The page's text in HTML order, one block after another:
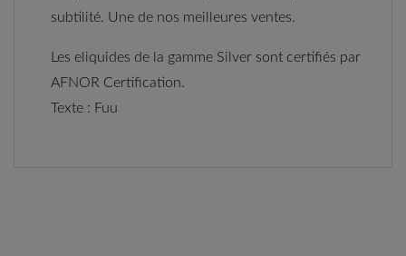
subtilité. Une de nos meilleures ventes.
Les eliquides de la gamme Silver sont certifiés par
AFNOR Certification.
Texte : Fuu